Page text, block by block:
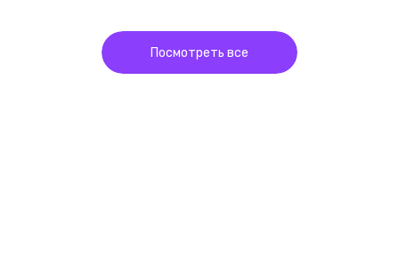
Посмотреть все